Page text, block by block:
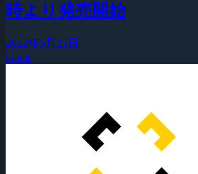
時より発売開始
2022年5月25日
Game